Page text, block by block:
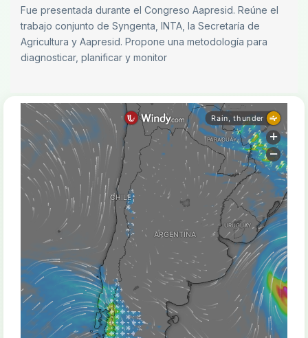
Fue presentada durante el Congreso Aapresid. Reúne el
trabajo conjunto de Syngenta, INTA, la Secretaría de
Agricultura y Aapresid. Propone una metodología para
diagnosticar, planificar y monitor